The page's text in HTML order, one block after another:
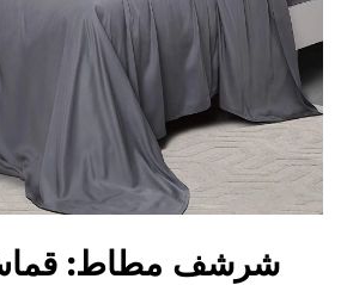
شرشف مطاط: